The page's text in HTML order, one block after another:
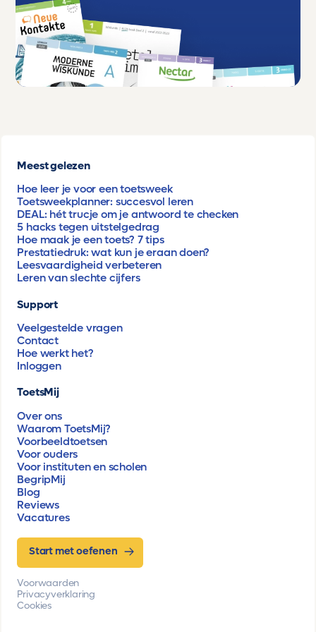
Meest gelezen
Hoe leer je voor een toetsweek
Toetsweekplanner: succesvol leren
DEAL: hét trucje om je antwoord te checken
5 hacks tegen uitstelgedrag
Hoe maak je een toets? 7 tips
Prestatiedruk: wat kun je eraan doen?
Leesvaardigheid verbeteren
Leren van slechte cijfers
Support
Veelgestelde vragen
Contact
Hoe werkt het?
Inloggen
ToetsMij
Over ons
Waarom ToetsMij?
Voorbeeldtoetsen
Voor ouders
Voor instituten en scholen
BegripMij
Blog
Reviews
Vacatures
Start met oefenen
Voorwaarden
Privacyverklaring
Cookies